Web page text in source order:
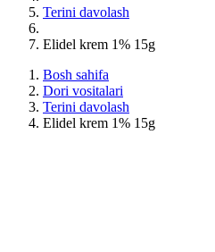
Terini davolash
Elidel krem 1% 15g
Bosh sahifa
Dori vositalari
Terini davolash
Elidel krem 1% 15g